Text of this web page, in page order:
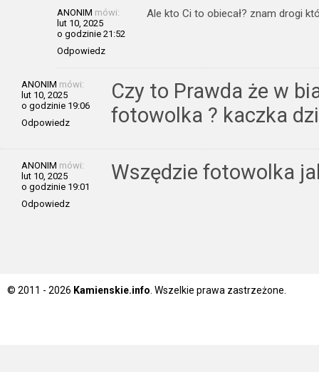
ANONIM mówi:
lut 10, 2025
o godzinie 21:52
Odpowiedz
Ale kto Ci to obiecał? znam drogi
ANONIM mówi:
lut 10, 2025
o godzinie 19:06
Odpowiedz
Czy to Prawda że w
fotowolka ? kaczka
ANONIM mówi:
lut 10, 2025
o godzinie 19:01
Odpowiedz
Wszędzie fotowolka
© 2011 - 2026 Kamienskie.info . Wszelkie prawa zastrzeżone.